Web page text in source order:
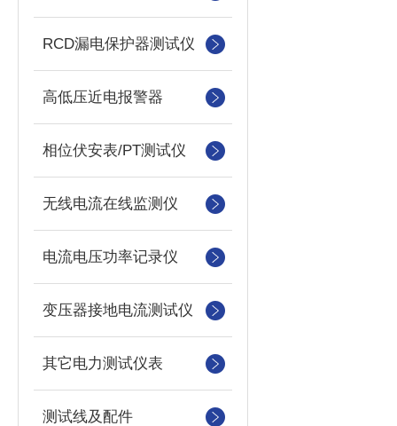
RCD漏电保护器测试仪
高低压近电报警器
相位伏安表/PT测试仪
无线电流在线监测仪
电流电压功率记录仪
变压器接地电流测试仪
其它电力测试仪表
测试线及配件